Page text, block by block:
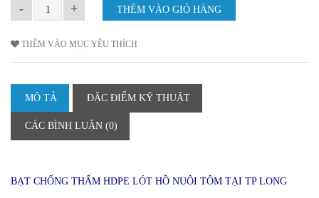
- +
THÊM VÀO MỤC YÊU THÍCH
MÔ TẢ ĐẶC ĐIỂM KỸ THUẬT
CÁC BÌNH LUẬN (0)
BẠT CHỐNG THẤM HDPE LÓT HỒ NUÔI TÔM TẠI TP LONG